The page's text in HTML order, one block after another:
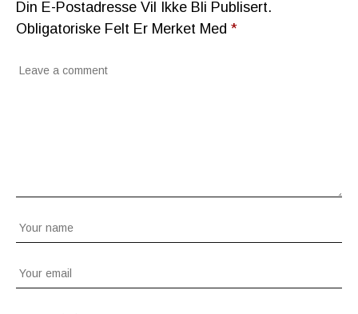
Din E-Postadresse Vil Ikke Bli Publisert.
Obligatoriske Felt Er Merket Med *